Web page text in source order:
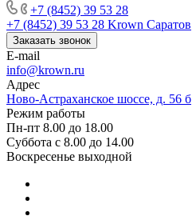
+7 (8452) 39 53 28
+7 (8452) 39 53 28 Krown Саратов
Заказать звонок
E-mail
info@krown.ru
Адрес
Ново-Астраханское шоссе, д. 56 б
Режим работы
Пн-пт 8.00 до 18.00
Суббота с 8.00 до 14.00
Воскресенье выходной